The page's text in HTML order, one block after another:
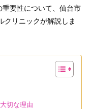
要性について、仙台市
クリニックが解説しま
切な理由